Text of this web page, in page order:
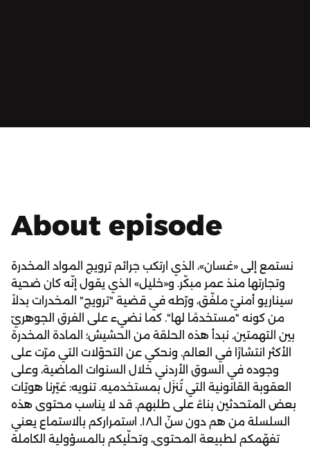
About episode
نستمع إلى «غسان»، الذي ارتكب جرائم ترويج المواد المخدرة
وتجارتها منذ عمر مبكّر. و«خليل» الذي يقول إنّه كان ضحية
سيناريو أمنيّ ملفّق، ورّطه في قضية "ترويج" المخدرات بدلاً
من كونه "مستخدمًا لها". كما نضيء على الفرق الجوهريّ
بين التهمتين. نبدأ هذه الحلقة من الحشيش؛ المادة المخدرة
الأكثر انتشارًا في العالم. ونحكي عن التحوّلات التي مرّت على
وجوده في السوق الأردني خلال السنوات الماضية، وعلى
العقوبة القانونية التي تُنزَل بمستخدميه. تنويه: غيّرنا هويّات
بعض المتحدثين بناءً على طلبهم. قد لا يناسب محتوى هذه
السلسلة من هم دون سنّ الـ١٨. استمراركم بالاستماع يعني
تفهّمكم لطبيعة المحتوى، وتحلّيكم بالمسؤولية الكاملة